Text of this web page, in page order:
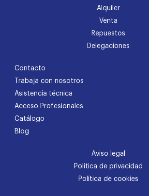
Alquiler
Venta
Repuestos
Delegaciones
Contacto
Trabaja con nosotros
Asistencia técnica
Acceso Profesionales
Catálogo
Blog
Aviso legal
Política de privacidad
Política de cookies